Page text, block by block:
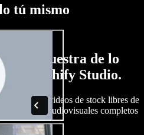
tú mismo
muestra de lo
Speechify Studio.
audio y videos de stock libres de
proyectos audiovisuales completos